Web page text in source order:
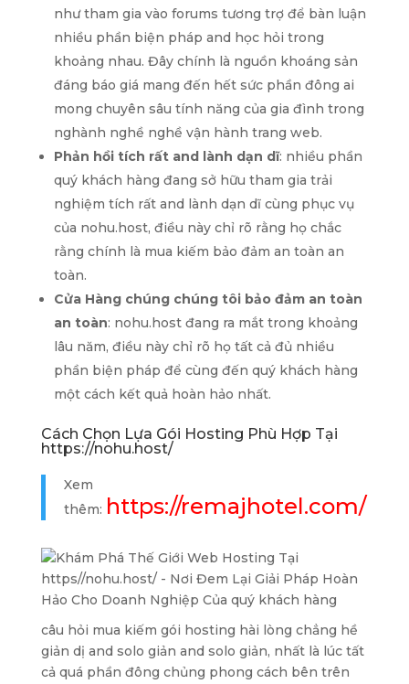
như tham gia vào forums tương trợ để bàn luận
nhiều phần biện pháp and học hỏi trong
khoảng nhau. Đây chính là nguồn khoáng sản
đáng báo giá mang đến hết sức phần đông ai
mong chuyên sâu tính năng của gia đình trong
nghành nghề nghề vận hành trang web.
Phản hồi tích rất and lành dạn dĩ: nhiều phần
quý khách hàng đang sở hữu tham gia trải
nghiệm tích rất and lành dạn dĩ cùng phục vụ
của nohu.host, điều này chỉ rõ rằng họ chắc
rằng chính là mua kiếm bảo đảm an toàn an
toàn.
Cửa Hàng chúng chúng tôi bảo đảm an toàn
an toàn: nohu.host đang ra mắt trong khoảng
lâu năm, điều này chỉ rõ họ tất cả đủ nhiều
phần biện pháp để cùng đến quý khách hàng
một cách kết quả hoàn hảo nhất.
Cách Chọn Lựa Gói Hosting Phù Hợp Tại
https://nohu.host/
Xem
thêm: https://remajhotel.com/
câu hỏi mua kiếm gói hosting hài lòng chẳng hề
giản dị and solo giản and solo giản, nhất là lúc tất
cả quá phần đông chủng phong cách bên trên